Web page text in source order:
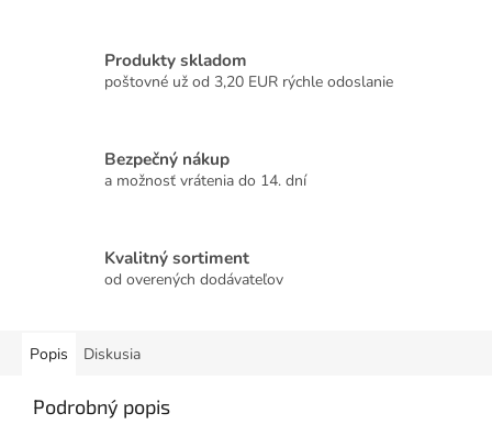
Produkty skladom
poštovné už od 3,20 EUR rýchle odoslanie
Bezpečný nákup
a možnosť vrátenia do 14. dní
Kvalitný sortiment
od overených dodávateľov
Popis Diskusia
Podrobný popis